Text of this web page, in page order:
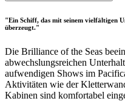
"Ein Schiff, das mit seinem vielfältigen
überzeugt."
Die Brilliance of the Seas
abwechslungsreichen
aufwendigen Shows im
Aktivitäten wie der
Kabinen sind komfortabel